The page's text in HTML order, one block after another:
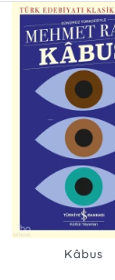
Kâbus